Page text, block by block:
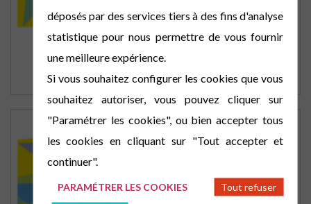
CULTE À MONTIVILLIERS
Au temple de Montivilliers
déposés par des services tiers à des fins d'analyse
statistique pour nous permettre de vous fournir
une meilleure expérience.
Si vous souhaitez configurer les cookies que vous
souhaitez autoriser, vous pouvez cliquer sur
"Paramétrer les cookies", ou bien accepter tous
les cookies en cliquant sur "Tout accepter et
continuer".
PARAMÉTRER LES COOKIES Tout refuser